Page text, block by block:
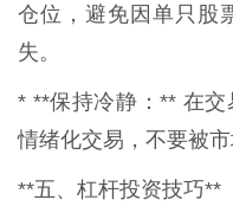
仓位，避免因单只股
失。
* **保持冷静：** 在
情绪化交易，不要被市
**五、杠杆投资技巧**